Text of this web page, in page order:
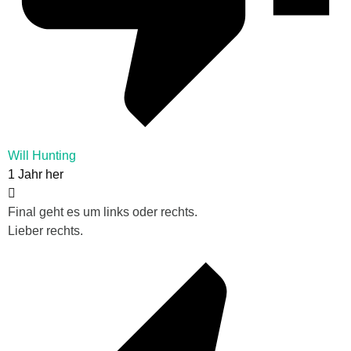
Will Hunting
1 Jahr her
Final geht es um links oder rechts.
Lieber rechts.